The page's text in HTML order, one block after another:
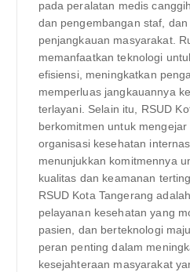
pada peralatan medis
dan pengembangan staf,
penjangkauan masyarakat.
memanfaatkan teknologi
efisiensi, meningkatkan
memperluas jangkauannya
terlayani. Selain itu, RSUD
berkomitmen untuk
organisasi kesehatan
menunjukkan komitmennya
kualitas dan keamanan
RSUD Kota Tangerang
pelayanan kesehatan yang
pasien, dan berteknologi
peran penting dalam
kesejahteraan masyarakat